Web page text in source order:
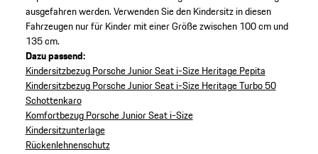
ausgefahren werden. Verwenden Sie den Kindersitz in diesen
Fahrzeugen nur für Kinder mit einer Größe zwischen 100 cm und
135 cm.
Dazu passend:
Kindersitzbezug Porsche Junior Seat i-Size Heritage Pepita
Kindersitzbezug Porsche Junior Seat i-Size Heritage Turbo 50
Schottenkaro
Komfortbezug Porsche Junior Seat i-Size
Kindersitzunterlage
Rückenlehnenschutz